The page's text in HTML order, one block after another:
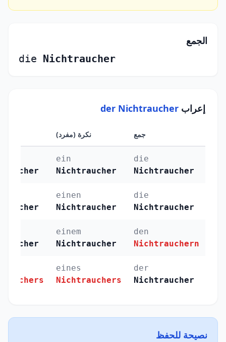
الجمع
die Nichtraucher
إعراب der Nichtraucher
نكرة (مفرد) جمع
ein
Nichtraucher
die
Nichtraucher
einen
Nichtraucher
die
Nichtraucher
einem
Nichtraucher
den
Nichtrauchern
eines
Nichtrauchers
der
Nichtraucher
نصيحة للحفظ